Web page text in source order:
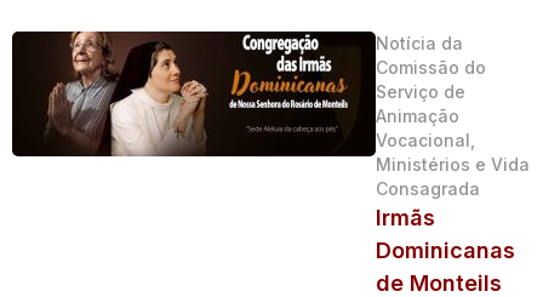
Notícia da
Comissão do
Serviço de
Animação
Vocacional,
Ministérios e Vida
Consagrada
Irmãs
Dominicanas
de Monteils